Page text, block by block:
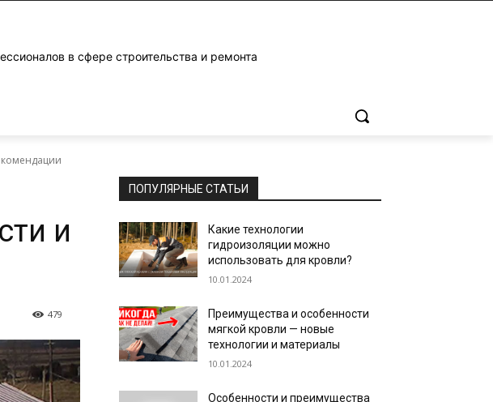
в сфере строительства и ремонта
и
479
ПОПУЛЯРНЫЕ СТАТЬИ
Какие технологии
гидроизоляции можно
использовать для кровли?
10.01.2024
Преимущества и особенности
мягкой кровли — новые
технологии и материалы
10.01.2024
Особенности и преимущества